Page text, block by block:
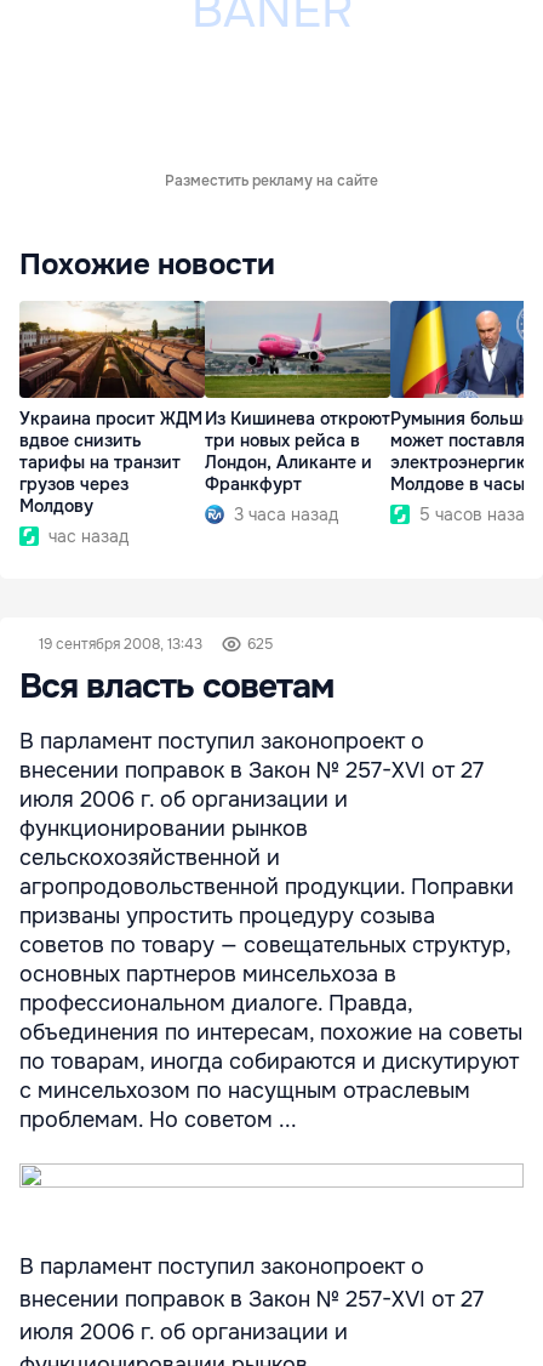
Разместить рекламу на сайте
Похожие новости
Украина просит ЖДМ
вдвое снизить
тарифы на транзит
грузов через
Молдову
час назад
Из Кишинева откроют
три новых рейса в
Лондон, Аликанте и
Франкфурт
3 часа назад
Румыния больше
может поставлять
электроэнергию
Молдове в часы
5 часов назад
19 сентября 2008, 13:43 625
Вся власть советам
В парламент поступил законопроект о
внесении поправок в Закон № 257-XVI от 27
июля 2006 г. об организации и
функционировании рынков
сельскохозяйственной и
агропродовольственной продукции. Поправки
призваны упростить процедуру созыва
советов по товару — совещательных структур,
основных партнеров минсельхоза в
профессиональном диалоге. Правда,
объединения по интересам, похожие на советы
по товарам, иногда собираются и дискутируют
с минсельхозом по насущным отраслевым
проблемам. Но советом ...
В парламент поступил законопроект о
внесении поправок в Закон № 257-XVI от 27
июля 2006 г. об организации и